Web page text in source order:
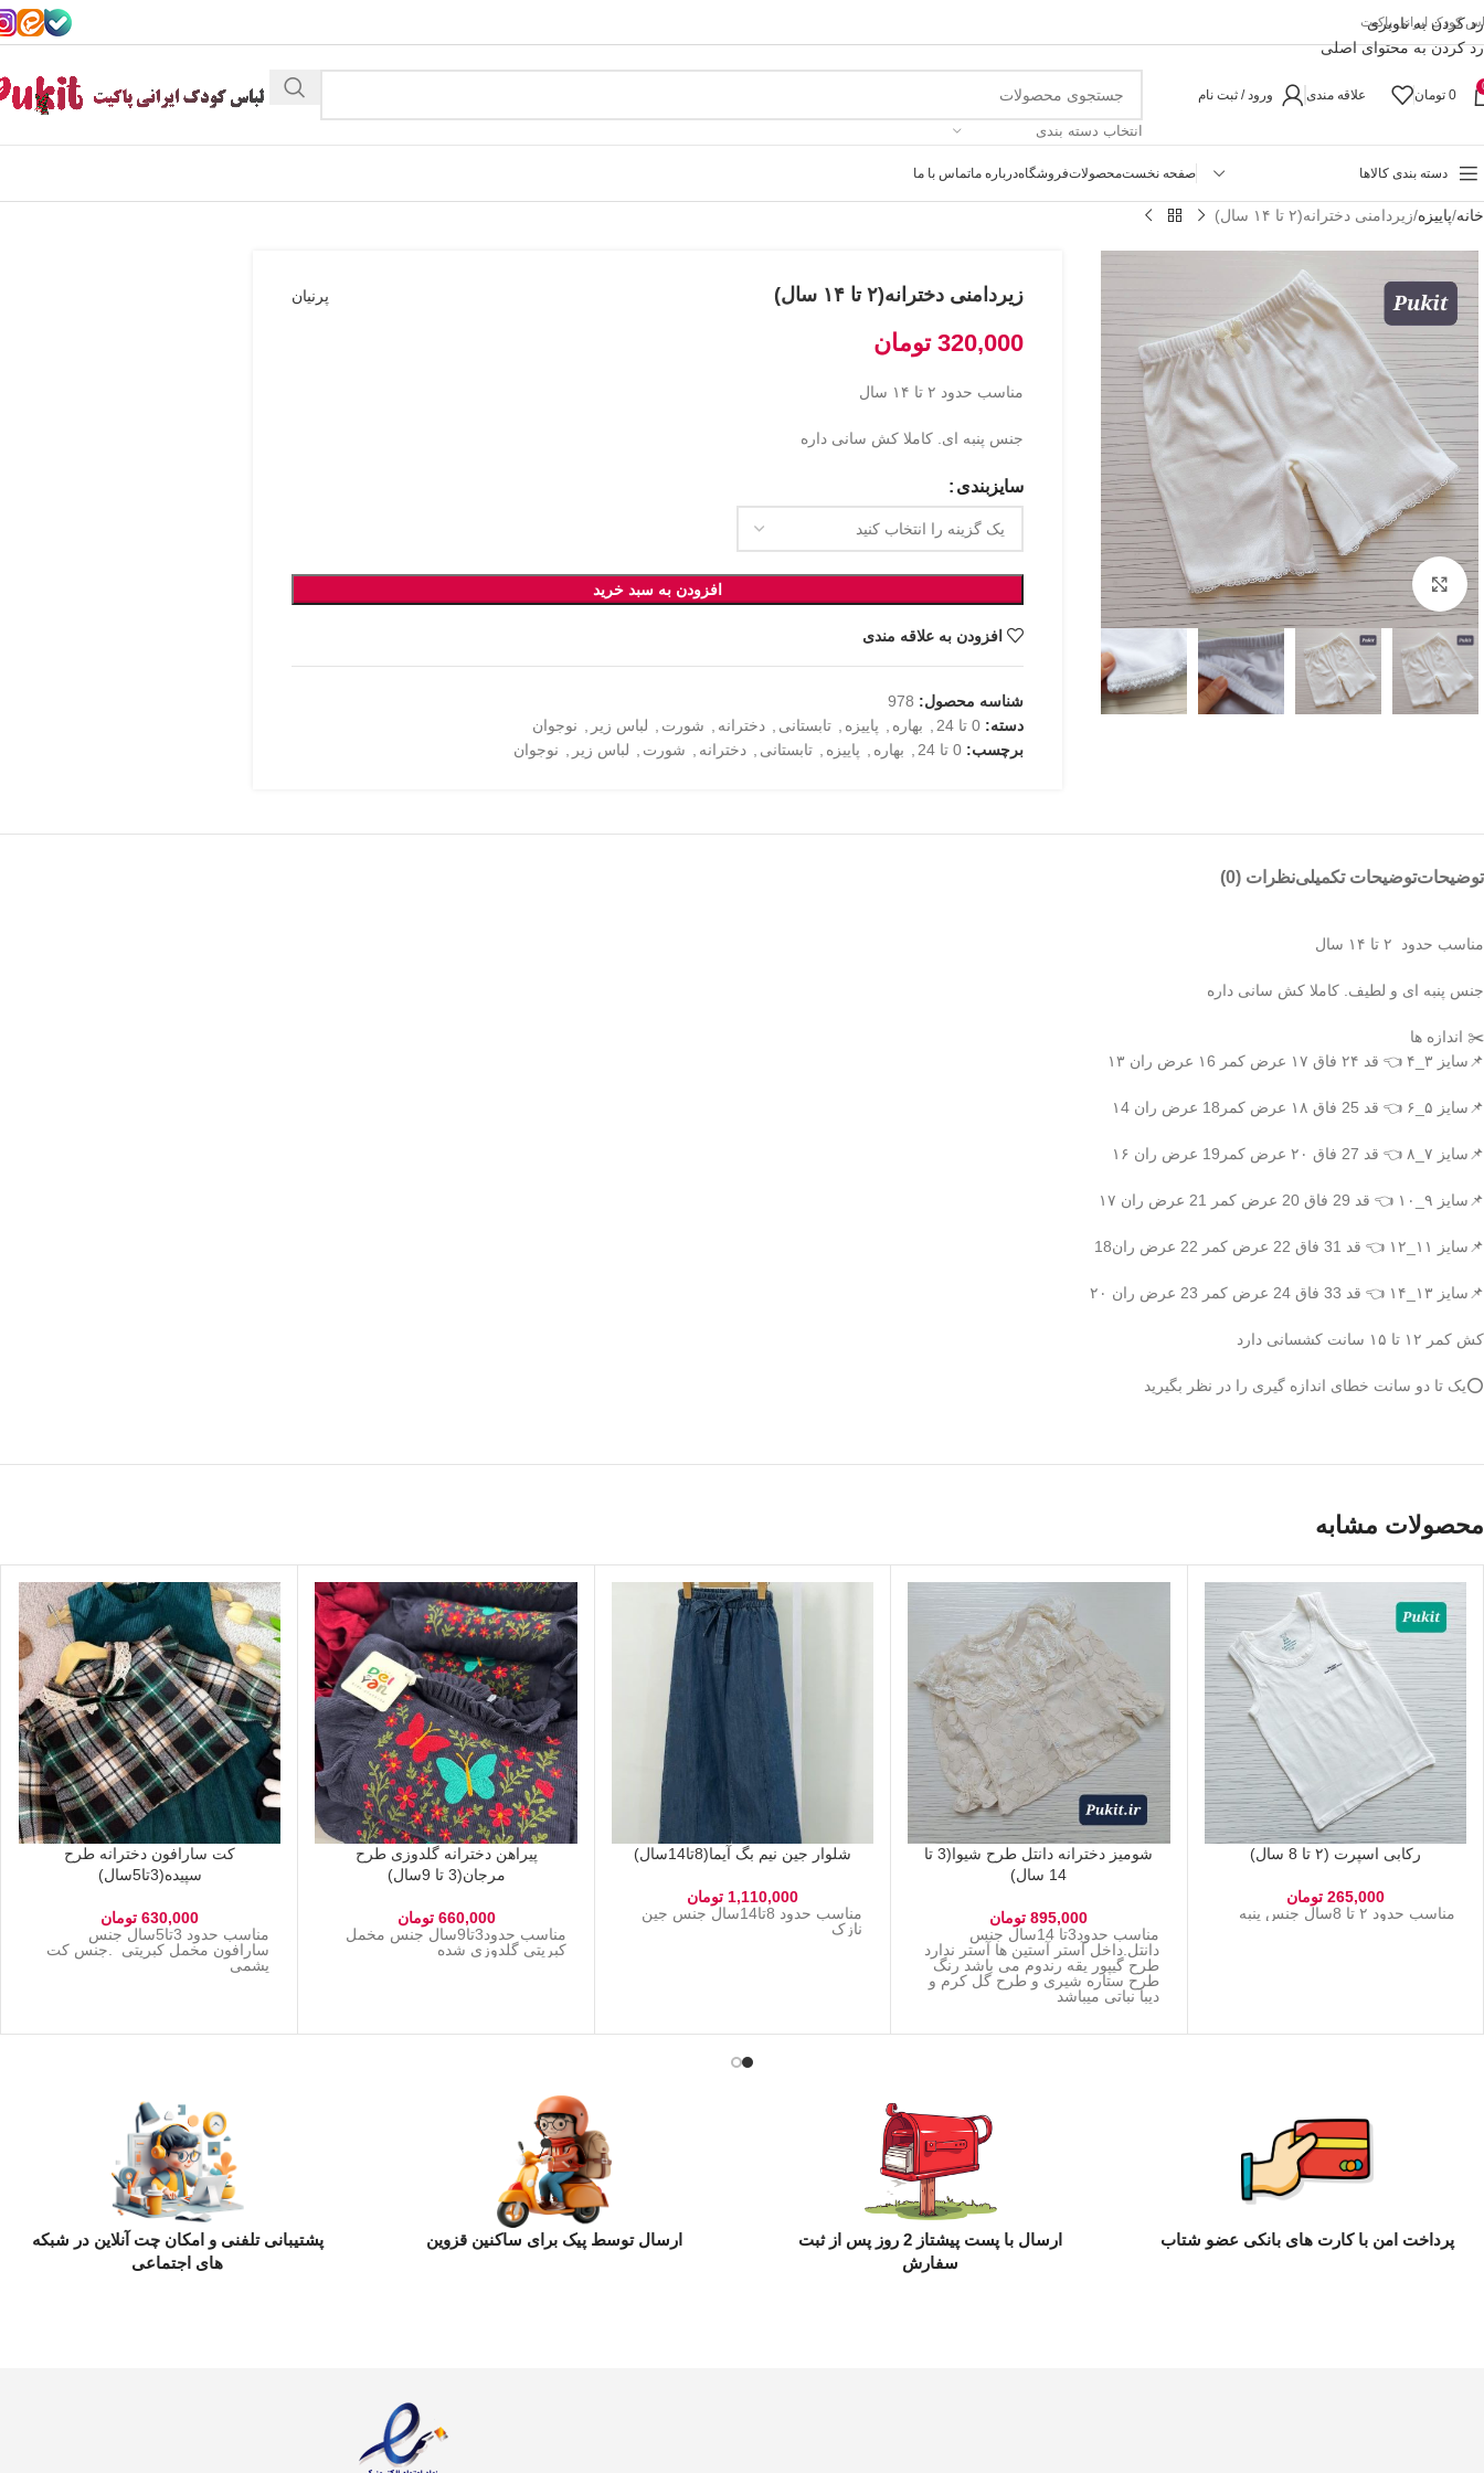
رد کردن به ناوبری
رد کردن به محتوای اصلی
کودک ایرانی پاکیت
0 تومان علاقه مندی ورود / ثبت نام
انتخاب دسته بندی
دسته بندی کالاها صفحه نخستمحصولاتفروشگاهدرباره ماتماس با ما
خانه پاییزه زیردامنی دخترانه(۲ تا ۱۴ سال)
بزرگنمایی تصویر
پرنیان زیردامنی دخترانه(۲ تا ۱۴ سال)
320,000 تومان
مناسب حدود ۲ تا ۱۴ سال
جنس پنبه ای. کاملا کش سانی داره
سایزبندی
افزودن به سبد خرید
افزودن به علاقه مندی
شناسه محصول: 978
دسته: 0 تا 24 بهاره پاییزه تابستانی دخترانه شورت لباس زیر
نوجوان
برچسب: 0 تا 24 بهاره پاییزه تابستانی دخترانه شورت لباس زیر نوجوان
توضیحاتتوضیحات تکمیلینظرات (0)
مناسب حدود ۲ تا ۱۴ سال
جنس پنبه ای و لطیف. کاملا کش سانی داره
✂️ اندازه ها
📌سایز ۳_۴ 👈 قد ۲۴ فاق ۱۷ عرض کمر ۱6 عرض ران ۱۳
📌سایز ۵_۶ 👈 قد 25 فاق ۱۸ عرض کمر18 عرض ران ۱4
📌سایز ۷_۸ 👈 قد 27 فاق ۲۰ عرض کمر19 عرض ران ۱۶
📌سایز ۹_۱۰ 👈 قد 29 فاق 20 عرض کمر 21 عرض ران ۱۷
📌سایز ۱۱_۱۲ 👈 قد 31 فاق 22 عرض کمر 22 عرض ران18
📌سایز ۱۳_۱۴ 👈 قد 33 فاق 24 عرض کمر 23 عرض ران ۲۰
کش کمر ۱۲ تا ۱۵ سانت کشسانی دارد
⭕️یک تا دو سانت خطای اندازه گیری را در نظر بگیرید
محصولات مشابه
رکابی اسپرت (۲ تا 8 سال)
265,000 تومان
مناسب حدود ۲ تا 8سال جنس پنبه
شومیز دخترانه دانتل طرح شیوا(3 تا
14 سال)
895,000 تومان
مناسب حدود3تا 14سال جنس
دانتل.داخل آستر آستین ها آستر ندارد
طرح گیپور یقه رندوم می باشد رنگ
طرح ستاره شیری و طرح گل کرم و
دیبا نباتی میباشد
شلوار جین نیم بگ آیما(8تا14سال)
1,110,000 تومان
مناسب حدود 8تا14سال جنس جین
نازک
پیراهن دخترانه گلدوزی طرح
مرجان(3 تا 9سال)
660,000 تومان
مناسب حدود3تا9سال جنس مخمل
کبریتی گلدوزی شده
کت سارافون دخترانه طرح
سپیده(3تا5سال)
630,000 تومان
مناسب حدود 3تا5سال جنس
سارافون مخمل کبریتی .جنس کت
پشمی
پرداخت امن با کارت های بانکی عضو شتاب
ارسال با پست پیشتاز 2 روز پس از ثبت
سفارش
ارسال توسط پیک برای ساکنین قزوین
پشتیبانی تلفنی و امکان چت آنلاین در شبکه
های اجتماعی